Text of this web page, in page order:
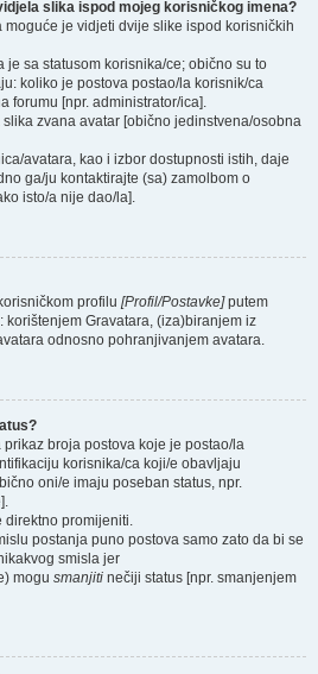
slika ispod mojeg korisničkog imena?
je vidjeti dvije slike ispod korisničkih
je sa statusom korisnika/ce; obično su to
koliko je postova postao/la korisnik/ca
forumu [npr. administrator/ica].
zvana avatar [obično jedinstvena/osobna
avatara, kao i izbor dostupnosti istih, daje
ga/ju kontaktirajte (sa) zamolbom o
isto/a nije dao/la].
profilu [Profil/Postavke]putem
Gravatara, (iza)biranjem iz
odnosno pohranjivanjem avatara.
broja postova koje je postao/la
korisnika/ca koji/e obavljaju
oni/e imaju poseban status, npr.
direktno promijeniti.
postanja puno postova samo zato da bi se
smisla jer
mogu smanjiti nečiji status [npr. smanjenjem